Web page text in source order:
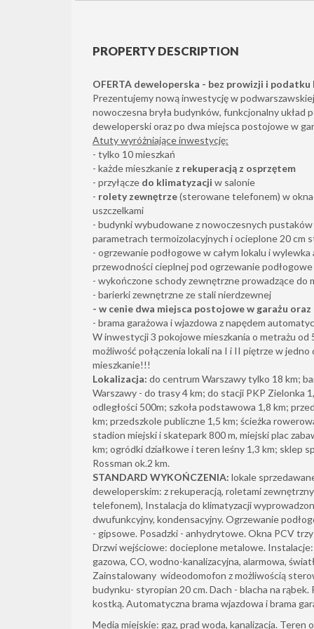
PROPERTY DESCRIPTION
OFERTA deweloperska - bez prowizji i podatku
Prezentujemy nową inwestycję w
nowoczesna bryła budynków, funkcjonalny układ
deweloperski oraz po dwa miejsca postojowe w
Atuty wyróżniające inwestycję:
- tylko 10 mieszkań
- każde mieszkanie z rekuperacją z osprzętem
- przyłącze do klimatyzacji w salonie
- rolety zewnętrze(sterowane telefonem) w
uszczelkami
- budynki wybudowane z nowoczesnych
parametrach termoizolacyjnych i ocieplone 20 cm
- ogrzewanie podłogowe w całym lokalu i
przewodności cieplnej pod ogrzewanie podłogowe
- wykończone schody zewnętrzne prowadzące do
- barierki zewnętrzne ze stali nierdzewnej
- w cenie dwa miejsca postojowe w garażu
- brama garażowa i wjazdowa z napędem
W inwestycji 3 pokojowe mieszkania o metrażu od
możliwość połączenia lokali na I i II piętrze w
mieszkanie!!!
Lokalizacja: do centrum Warszawy tylko 18 km;
Warszawy - do trasy 4 km; do stacji PKP Zielonka
odległości 500m; szkoła podstawowa 1,8 km;
km; przedszkole publiczne 1,5 km; ścieżka
stadion miejski i skatepark 800 m, miejski plac
km; ogródki działkowe i teren leśny 1,3 km; sklep
Rossman ok.2 km.
STANDARD WYKOŃCZENIA: lokale
deweloperskim: z rekuperacją, roletami
telefonem), Instalacja do klimatyzacji
dwufunkcyjny, kondensacyjny. Ogrzewanie
- gipsowe. Posadzki - anhydrytowe. Okna PCV
Drzwi wejściowe: docieplone metalowe.
gazowa, CO, wodno-kanalizacyjna, alarmowa,
Zainstalowany wideodomofon z możliwością
budynku- styropian 20 cm. Dach - blacha na rąbek.
kostką. Automatyczna brama wjazdowa i brama
Media miejskie: gaz, prąd woda, kanalizacja. Teren